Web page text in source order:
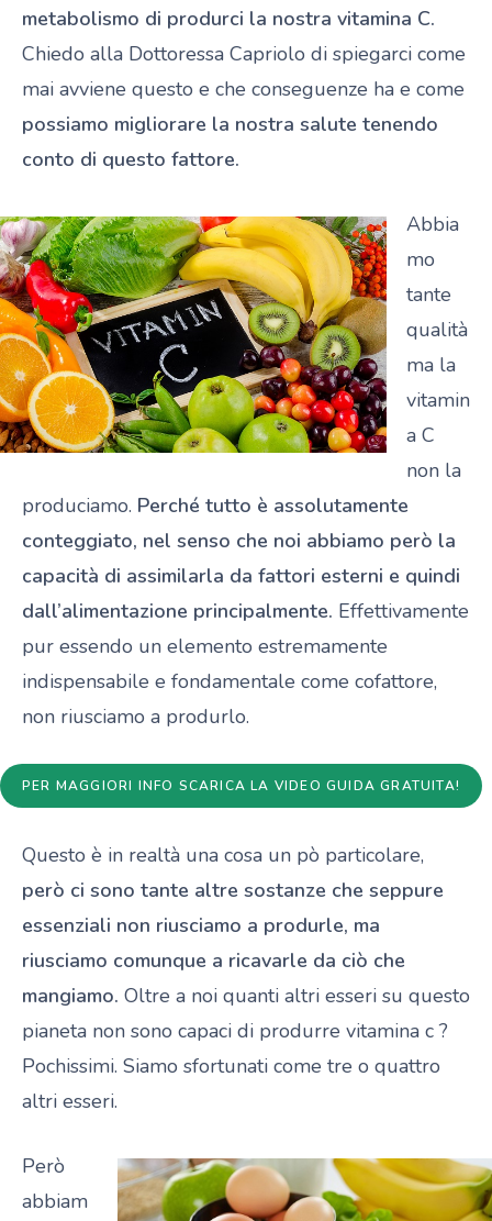
metabolismo di produrci la nostra vitamina C.
Chiedo alla Dottoressa Capriolo di spiegarci come
mai avviene questo e che conseguenze ha e come
possiamo migliorare la nostra salute tenendo
conto di questo fattore.
Abbia
mo
tante
qualità
ma la
vitamin
a C
non la
produciamo. Perché tutto è assolutamente
conteggiato, nel senso che noi abbiamo però la
capacità di assimilarla da fattori esterni e quindi
dall’alimentazione principalmente. Effettivamente
pur essendo un elemento estremamente
indispensabile e fondamentale come cofattore,
non riusciamo a produrlo.
PER MAGGIORI INFO SCARICA LA VIDEO GUIDA GRATUITA!
Questo è in realtà una cosa un pò particolare,
però ci sono tante altre sostanze che seppure
essenziali non riusciamo a produrle, ma
riusciamo comunque a ricavarle da ciò che
mangiamo. Oltre a noi quanti altri esseri su questo
pianeta non sono capaci di produrre vitamina c ?
Pochissimi. Siamo sfortunati come tre o quattro
altri esseri.
Però
abbiam